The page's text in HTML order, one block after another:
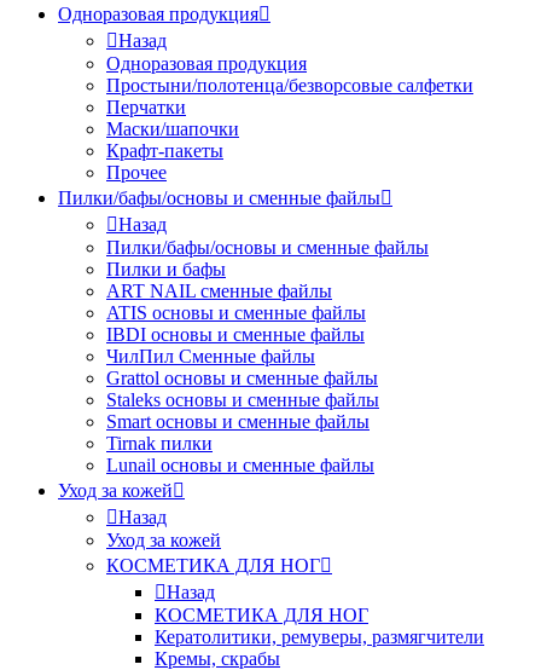
Одноразовая продукция
Назад
Одноразовая продукция
Простыни/полотенца/безворсовые салфетки
Перчатки
Маски/шапочки
Крафт-пакеты
Прочее
Пилки/бафы/основы и сменные файлы
Назад
Пилки/бафы/основы и сменные файлы
Пилки и бафы
ART NAIL сменные файлы
ATIS основы и сменные файлы
IBDI основы и сменные файлы
ЧилПил Сменные файлы
Grattol основы и сменные файлы
Staleks основы и сменные файлы
Smart основы и сменные файлы
Tirnak пилки
Lunail основы и сменные файлы
Уход за кожей
Назад
Уход за кожей
КОСМЕТИКА ДЛЯ НОГ
Назад
КОСМЕТИКА ДЛЯ НОГ
Кератолитики, ремуверы, размягчители
Кремы, скрабы